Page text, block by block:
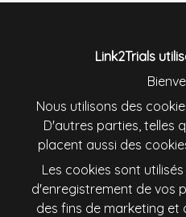
Deutschland
España
Ireland
Lietuva
Link2Trials
Nous utilisons des
D'autres parties, telles
placent aussi des
Les cookies sont
d'enregistrement de vos
des fins de marketing et